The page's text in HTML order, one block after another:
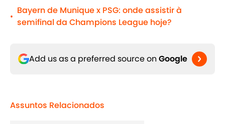
•
Bayern de Munique x PSG: onde assistir à
semifinal da Champions League hoje?
Add us as a preferred source on Google
Assuntos Relacionados